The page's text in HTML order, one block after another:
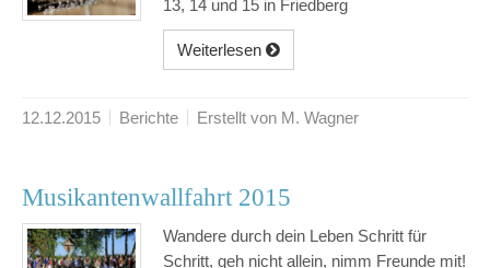
13, 14 und 15 in Friedberg
Weiterlesen
12.12.2015 Berichte Erstellt von M. Wagner
Musikantenwallfahrt 2015
Wandere durch dein Leben Schritt für
Schritt, geh nicht allein, nimm Freunde mit!